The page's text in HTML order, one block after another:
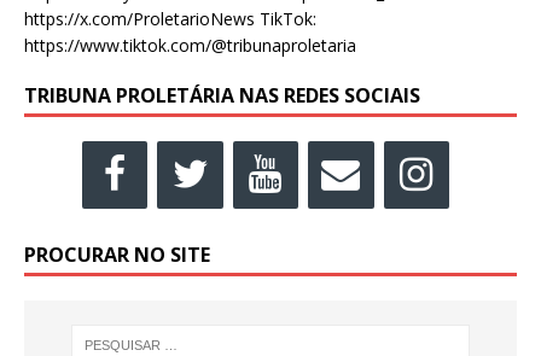
https://x.com/ProletarioNews TikTok:
https://www.tiktok.com/@tribunaproletaria
TRIBUNA PROLETÁRIA NAS REDES SOCIAIS
PROCURAR NO SITE